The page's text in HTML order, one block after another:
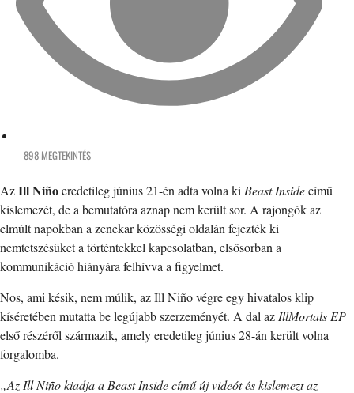
898 MEGTEKINTÉS
AzIll Niñoeredetileg június 21-én adta volna ki Beast Insidecímű
kislemezét, de a bemutatóra aznap nem került sor. A rajongók az
elmúlt napokban a zenekar közösségi oldalán fejezték ki
nemtetszésüket a történtekkel kapcsolatban, elsősorban a
kommunikáció hiányára felhívva a figyelmet.
Nos, ami késik, nem múlik, az Ill Niño végre egy hivatalos klip
kíséretében mutatta be legújabb szerzeményét. A dal az IllMortals EP
első részéről származik, amely eredetileg június 28-án került volna
forgalomba.
„Az Ill Niño kiadja a Beast Inside című új videót és kislemezt az